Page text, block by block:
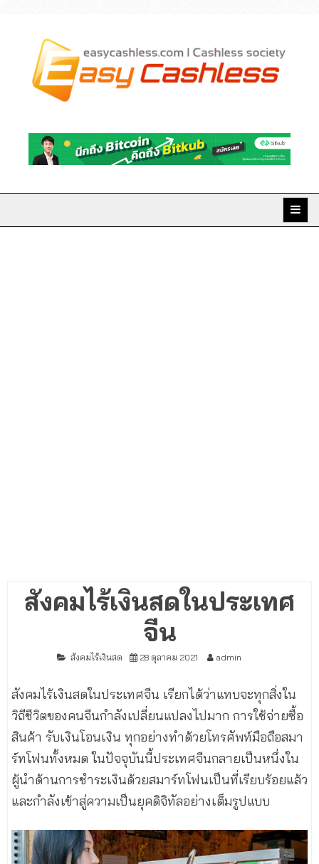
content
Easy Cashless มิติใหม่
แห่งการเงินยุคดิจิทัล
สังคมไร้เงินสดในประเทศ
จีน
สังคมไร้เงินสด 28 ตุลาคม 2021 admin
สังคมไร้เงินสดในประเทศจีน เรียกได้ว่าแทบจะทุกสิ่งใน
วิถีชีวิตของคนจีนกำลังเปลี่ยนแปลงไปมาก การใช้จ่ายซื้อ
สินค้า รับเงินโอนเงิน ทุกอย่างทำด้วยโทรศัพท์มือถือสมา
ร์ทโฟนทั้งหมด ในปัจจุบันนี้ประเทศจีนกลายเป็นหนึ่งใน
ผู้นำด้านการชำระเงินด้วยสมาร์ทโฟนเป็นที่เรียบร้อยแล้ว
และกำลังเข้าสู่ความเป็นยุคดิจิทัลอย่างเต็มรูปแบบ